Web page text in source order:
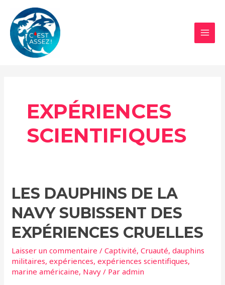
contenu
EXPÉRIENCES
SCIENTIFIQUES
LES DAUPHINS DE LA
NAVY SUBISSENT DES
EXPÉRIENCES CRUELLES
Laisser un commentaire /Captivité,Cruauté,dauphins
militaires,expériences,expériences scientifiques,
marine américaine, Navy / Paradmin